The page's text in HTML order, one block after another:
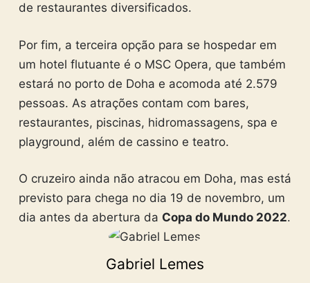
de restaurantes diversificados.
Por fim, a terceira opção para se hospedar em
um hotel flutuante é o MSC Opera, que também
estará no porto de Doha e acomoda até 2.579
pessoas. As atrações contam com bares,
restaurantes, piscinas, hidromassagens, spa e
playground, além de cassino e teatro.
O cruzeiro ainda não atracou em Doha, mas está
previsto para chega no dia 19 de novembro, um
dia antes da abertura da Copa do Mundo 2022.
Gabriel Lemes